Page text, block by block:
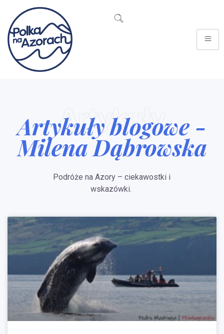
Artykuły
Artykuły blogowe -
Milena Dąbrowska
Podróże na Azory – ciekawostki i
wskazówki.